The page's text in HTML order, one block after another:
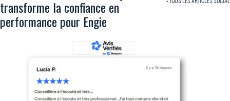
transforme la confiance en
performance pour Engie